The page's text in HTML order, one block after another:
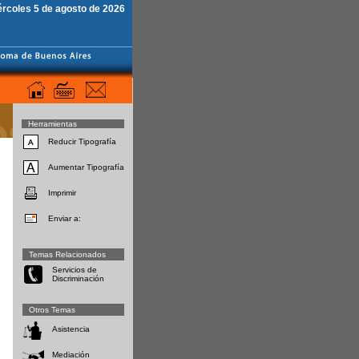
5 de agosto de 2026
Herramientas
Reducir Tipografía
Aumentar Tipografía
Imprimir
Enviar a:
Temas Relacionados
Servicios de
Discriminación
Otros Temas
Asistencia
Mediación